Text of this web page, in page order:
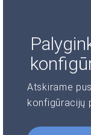
Atskirame
konfigūracijų